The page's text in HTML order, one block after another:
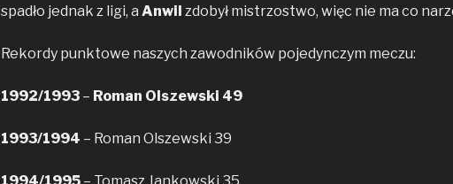
spadło jednak z ligi, a Anwil zdobył mistrzostwo, więc nie ma co
Rekordy punktowe naszych zawodników pojedynczym meczu:
1992/1993 – Roman Olszewski 49
1993/1994 – Roman Olszewski 39